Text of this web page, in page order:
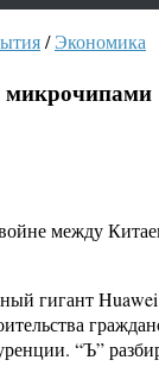
/ Экономика
микрочипами
между
гигант
“Ъ”